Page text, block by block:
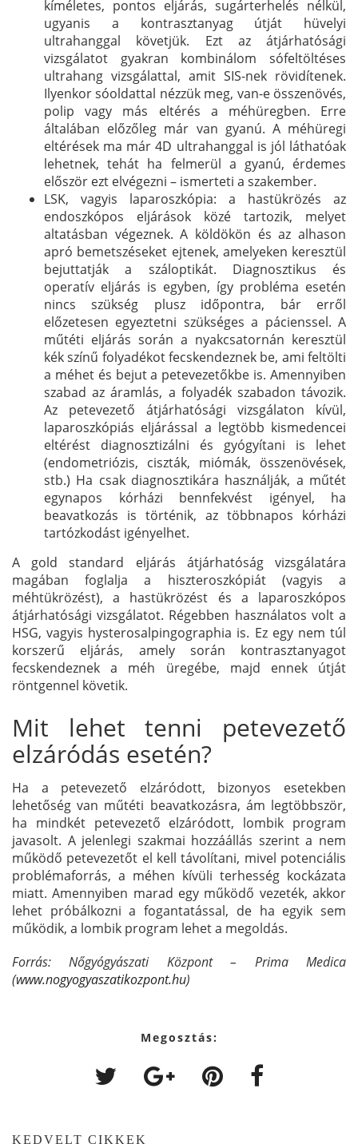
kíméletes, pontos eljárás, sugárterhelés nélkül,
ugyanis a kontrasztanyag útját hüvelyi
ultrahanggal követjük. Ezt az átjárhatósági
vizsgálatot gyakran kombinálom sófeltöltéses
ultrahang vizsgálattal, amit SIS-nek rövidítenek.
Ilyenkor sóoldattal nézzük meg, van-e összenövés,
polip vagy más eltérés a méhüregben. Erre
általában előzőleg már van gyanú. A méhüregi
eltérések ma már 4D ultrahanggal is jól láthatóak
lehetnek, tehát ha felmerül a gyanú, érdemes
először ezt elvégezni – ismerteti a szakember.
LSK, vagyis laparoszkópia: a hastükrözés az
endoszkópos eljárások közé tartozik, melyet
altatásban végeznek. A köldökön és az alhason
apró bemetszéseket ejtenek, amelyeken keresztül
bejuttatják a száloptikát. Diagnosztikus és
operatív eljárás is egyben, így probléma esetén
nincs szükség plusz időpontra, bár erről
előzetesen egyeztetni szükséges a pácienssel. A
műtéti eljárás során a nyakcsatornán keresztül
kék színű folyadékot fecskendeznek be, ami feltölti
a méhet és bejut a petevezetőkbe is. Amennyiben
szabad az áramlás, a folyadék szabadon távozik.
Az petevezető átjárhatósági vizsgálaton kívül,
laparoszkópiás eljárással a legtöbb kismedencei
eltérést diagnosztizálni és gyógyítani is lehet
(endometriózis, ciszták, miómák, összenövések,
stb.) Ha csak diagnosztikára használják, a műtét
egynapos kórházi bennfekvést igényel, ha
beavatkozás is történik, az többnapos kórházi
tartózkodást igényelhet.
A gold standard eljárás átjárhatóság vizsgálatára
magában foglalja a hiszteroszkópiát (vagyis a
méhtükrözést), a hastükrözést és a laparoszkópos
átjárhatósági vizsgálatot. Régebben használatos volt a
HSG, vagyis hysterosalpingographia is. Ez egy nem túl
korszerű eljárás, amely során kontrasztanyagot
fecskendeznek a méh üregébe, majd ennek útját
röntgennel követik.
Mit lehet tenni petevezető
elzáródás esetén?
Ha a petevezető elzáródott, bizonyos esetekben
lehetőség van műtéti beavatkozásra, ám legtöbbször,
ha mindkét petevezető elzáródott, lombik program
javasolt. A jelenlegi szakmai hozzáállás szerint a nem
működő petevezetőt el kell távolítani, mivel potenciális
problémaforrás, a méhen kívüli terhesség kockázata
miatt. Amennyiben marad egy működő vezeték, akkor
lehet próbálkozni a fogantatással, de ha egyik sem
működik, a lombik program lehet a megoldás.
Forrás: Nőgyógyászati Központ – Prima Medica
(www.nogyogyaszatikozpont.hu)
Megosztás:
KEDVELT CIKKEK